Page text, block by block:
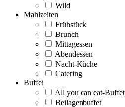
Wild
Mahlzeiten
Frühstück
Brunch
Mittagessen
Abendessen
Nacht-Küche
Catering
Buffet
All you can eat-Buffet
Beilagenbuffet